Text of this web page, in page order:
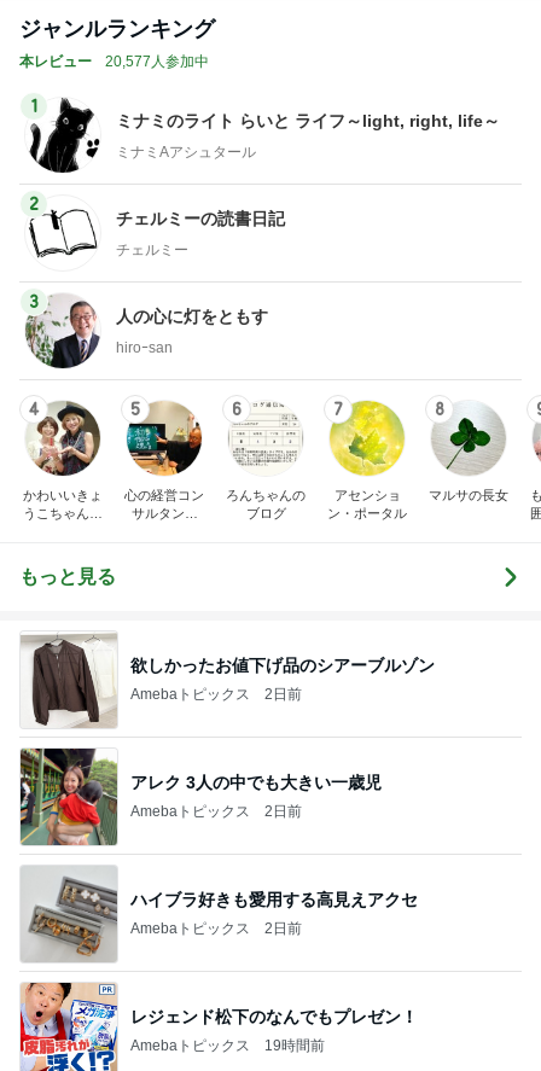
ジャンルランキング
本レビュー 20,577人参加中
1
ミナミのライト らいと ライフ～light, right, life～
ミナミAアシュタール
2
チェルミーの読書日記
チェルミー
3
人の心に灯をともす
hiroｰsan
4
かわいいきょ
うこちゃんブ
5
心の経営コン
サルタント
6
ろんちゃんの
ブログ
7
アセンショ
ン・ポータル
8
マルサの長女
もっと見る
欲しかったお値下げ品のシアーブルゾン
Amebaトピックス 2日前
アレク 3人の中でも大きい一歳児
Amebaトピックス 2日前
ハイブラ好きも愛用する高見えアクセ
Amebaトピックス 2日前
レジェンド松下のなんでもプレゼン！
Amebaトピックス 19時間前